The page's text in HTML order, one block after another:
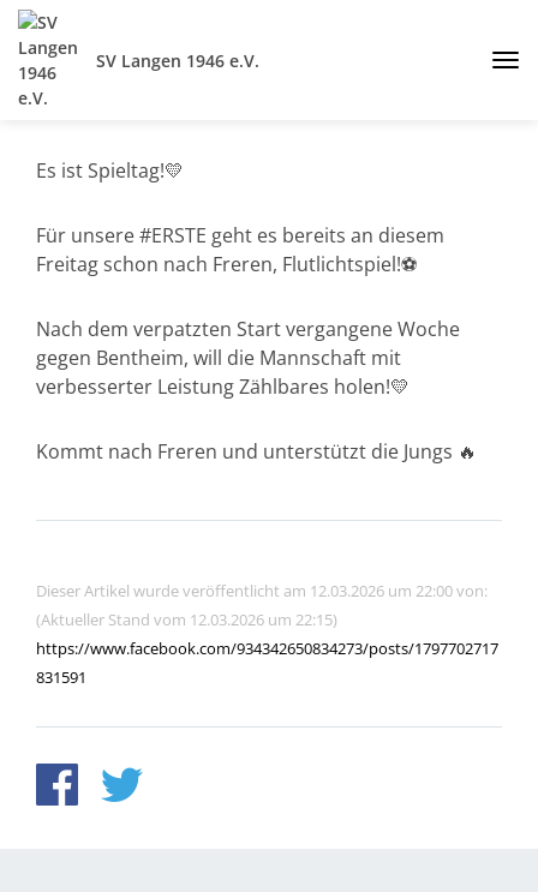
SV Langen 1946 e.V.
Es ist Spieltag!💛
Für unsere #ERSTE geht es bereits an diesem
Freitag schon nach Freren, Flutlichtspiel!⚽️
Nach dem verpatzten Start vergangene Woche
gegen Bentheim, will die Mannschaft mit
verbesserter Leistung Zählbares holen!💛
Kommt nach Freren und unterstützt die Jungs 🔥
Dieser Artikel wurde veröffentlicht am 12.03.2026 um 22:00 von:
(Aktueller Stand vom 12.03.2026 um 22:15)
https://www.facebook.com/934342650834273/posts/1797702717
831591